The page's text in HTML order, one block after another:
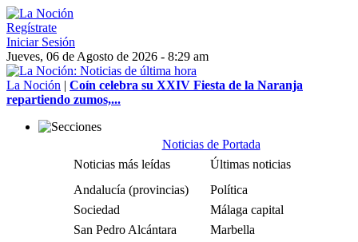
Regístrate
Iniciar Sesión
Jueves, 06 de Agosto de 2026 - 8:29 am
La Noción | Coín celebra su XXIV Fiesta de la Naranja
repartiendo zumos,...
Noticias de Portada
Noticias más leídas
Últimas noticias
Andalucía (provincias)
Política
Sociedad
Málaga capital
San Pedro Alcántara
Marbella